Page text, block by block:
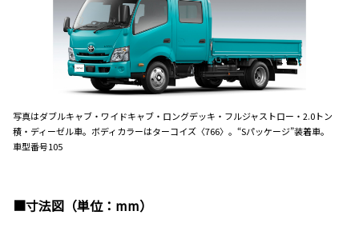
写真はダブルキャブ・ワイドキャブ・ロングデッキ・フルジャストロー・2.0トン
積・ディーゼル車。ボディカラーはターコイズ〈766〉。“Sパッケージ”装着車。
車型番号105
■寸法図（単位：mm）